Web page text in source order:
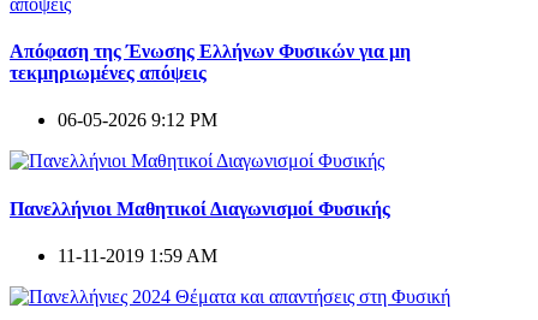
Απόφαση της Ένωσης Ελλήνων Φυσικών για μη
τεκμηριωμένες απόψεις
06-05-2026 9:12 PM
Πανελλήνιοι Μαθητικοί Διαγωνισμοί Φυσικής
11-11-2019 1:59 AM